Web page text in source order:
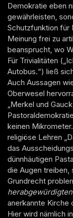
Demokratie eben
gewährleisten,
Schutzfunktion für
Meinung frei zu
beansprucht, wo
Für Trivialitäten
Autobus.“) ließ
Auch Aussagen
Oberwesel
„Merkel und
keinen
religiöse Lehren
das
dünnhäutigen
die Augen treiben,
Grundrecht
herabgewürdigten
anerkannte Kirche
Hier wird nämlich